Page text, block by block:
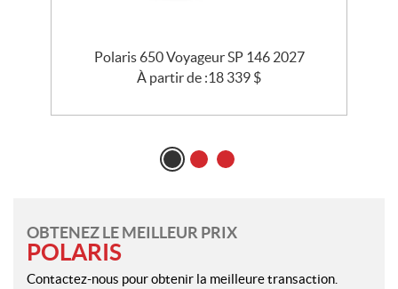
Polaris 650 Voyageur SP 146 2027
À partir de :18 339 $
OBTENEZ LE MEILLEUR PRIX
POLARIS
Contactez-nous pour obtenir la meilleure transaction.